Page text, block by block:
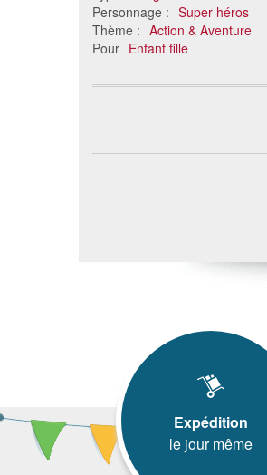
Personnage : Super héros
Thème : Action & Aventure
Pour Enfant fille
Expédition
le jour même